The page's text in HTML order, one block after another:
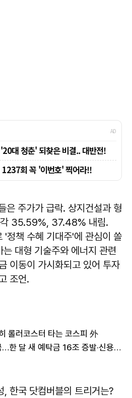
은 주가가 급락. 상지건설과 형
각 35.59%, 37.48% 내림.
'정책 수혜 기대주'에 관심이 쏠
대형 기술주와 에너지 관련
이동이 가시화되고 있어 투자
조언.
롤러코스터 타는 코스피 外
말라가는 증시 대기자금…한 달 새 예탁금 16조 증발·신용융자 하루 3.2조 청산 外
한국 닷컴버블의 트리거는?